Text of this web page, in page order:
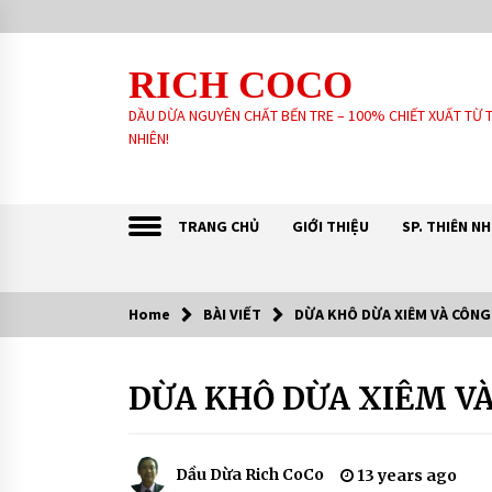
to
RICH COCO
DẦU DỪA NGUYÊN CHẤT BẾN TRE – 100% CHIẾT XUẤT TỪ
NHIÊN!
TRANG CHỦ GIỚI THIỆU SP. THIÊN
Sản Phẩm khách tin dùng:
GIA CÔNG SẢN XUẤT SOAP XÀ
PHÒNG SINH DƯỢC – HANDMADE –
Home BÀI VIẾT DỪA KHÔ DỪA XIÊM VÀ
BÀI
VIẾT
DỤNG
QUẢ
DỪA KHÔ DỪA XIÊM
Dầu Dừa Rich CoCo 13 years ago